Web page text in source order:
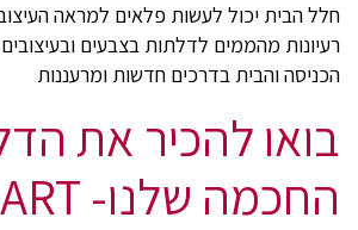
חלל הבית יכול לעשות פלאים למראה
רעיונות מהממים לדלתות בצבעים
הכניסה והבית בדרכים חדשות ומרעננות
בואו להכיר את
החכמה שלנו- SMART